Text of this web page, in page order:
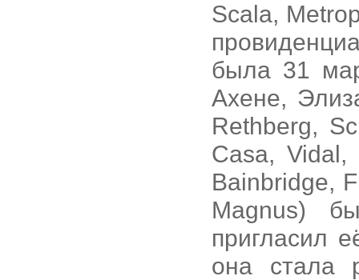
Scala,
была 31
Ахене,
Rethberg,
Casa, Vidal,
Bainbridge,
Magnus)
пригласил
она стала